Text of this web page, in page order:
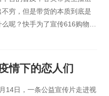
不穷，但是带货的本质到底是
么呢？快手为了宣传616购物
地告诉大家，带货究竟是什
。
情下的恋人们
14日，一条公益宣传片走进视